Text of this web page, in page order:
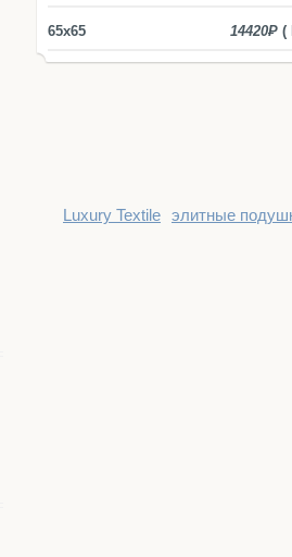
65x65 14420 (
Luxury Textile элитные